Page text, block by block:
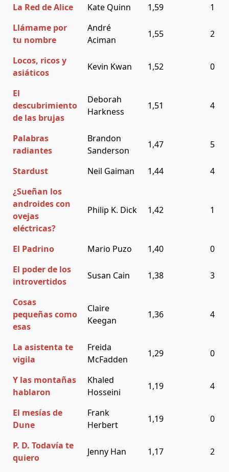
La Red de Alice Kate Quinn 1,59
1
Llámame por
tu nombre
André
Aciman
1,55 2
Locos, ricos y
asiáticos
Kevin Kwan 1,52 0
El
descubrimiento
de las brujas
Deborah
Harkness
1,51 4
Palabras
radiantes
Brandon
Sanderson
1,47 5
Stardust Neil Gaiman 1,44
4
¿Sueñan los
androides con
ovejas
eléctricas?
Philip K. Dick 1,42 1
El Padrino Mario Puzo 1,40
0
El poder de los
introvertidos
Susan Cain 1,38 3
Cosas
pequeñas como
esas
Claire
Keegan
1,36 4
La asistenta te
vigila
Freida
McFadden
1,29 0
Y las montañas
hablaron
Khaled
Hosseini
1,19 4
El mesías de
Dune
Frank
Herbert
1,19 0
P. D. Todavía te
quiero
Jenny Han 1,17 2